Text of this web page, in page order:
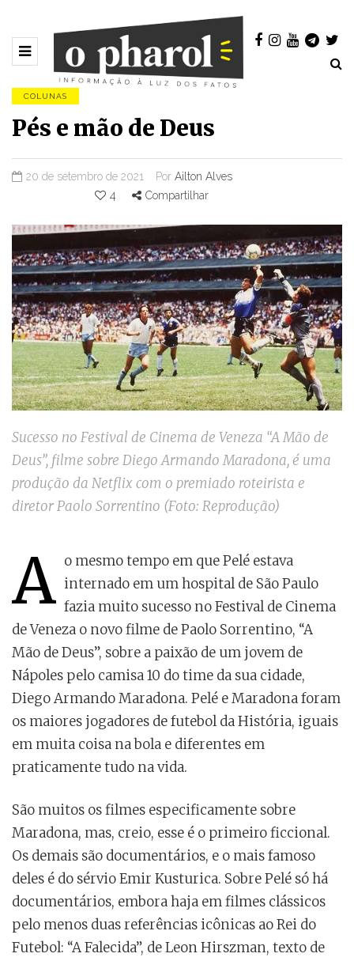
COLUNAS
Pés e mão de Deus
20 de setembro de 2021 Por Ailton Alves
4
Compartilhar
Sucesso no Festival de Cinema de Veneza “A Mão de
Deus”, filme sobre Diego Armando Maradona, é uma
produção da Netflix com o premiado roteirista e
diretor Paolo Sorrentino (Foto: Reprodução)
A o mesmo tempo em que Pelé estava
internado em um hospital de São Paulo
fazia muito sucesso no Festival de Cinema
de Veneza o novo filme de Paolo Sorrentino, “A
Mão de Deus”, sobre a paixão de um jovem de
Nápoles pelo camisa 10 do time da sua cidade,
Diego Armando Maradona. Pelé e Maradona foram
os maiores jogadores de futebol da História, iguais
em muita coisa na bola e diferentes em
praticamente tudo na vida.
São muitos os filmes especificamente sobre
Maradona, mas, creio, esse é o primeiro ficcional.
Os demais são documentários, e o mais famoso
deles é do sérvio Emir Kusturica. Sobre Pelé só há
documentários, embora haja em filmes clássicos
pelo menos duas referências icônicas ao Rei do
Futebol: “A Falecida”, de Leon Hirszman, texto de